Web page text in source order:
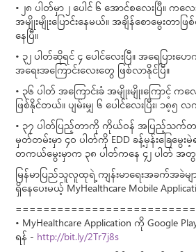
• ၂၈ ပါတ်မှာ ၂ ပေါင် ၆ အောင်စလေးပြီ။
အမျိုးမျိုးပြောင်းနေမယ်။ အချိန်စောမွေးတာ
နေပြီ။
• ၃၂ ပါတ်ဆိုရင် ၄ ပေါင်လေးပြီ။ အရေပြား
အရေးအကြောင်းလေးတွေ ဖြစ်လာနိုင်ပြီ။
• ၃၆ ပါတ် အကြောင်းခံ အမျိုးမျိုးကြောင့် က
ဖြစ်နိုင်တယ်။ ပျမ်းမျှ ၆ ပေါင်လေးပြီး၊ ၁၈့၅
• ၃၇ ပါတ်ပြည့်တာကို ကိုယ်ဝန် အပြည့်သက်တ
မှတ်တမ်းမှာ ၄ဝ ပါတ်ကို EDD ခန့်မှန်းခြေမွ
တကယ်မွေးမှာက ၃၈ ပါတ်ကနေ ၄၂ ပါတ် အတွ
မြန်မာပြည်သူလူထုရဲ့ ကျန်းမာရေးအခက်အခဲမ
ရှိနေပေးမယ့် MyHealthcare Mobile
==========================
• MyHealthcare Application ကို Google
ရန် - http://bit.ly/2Tr7j8s